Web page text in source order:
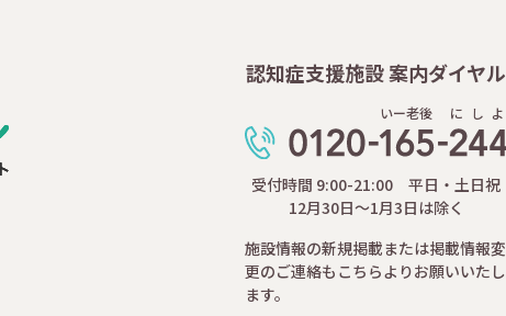
認知症支援施設 案内ダイヤル
いー老後 に し よ
受付時間 9:00-21:00 平日・土日祝
12月30日～1月3日は除く
施設情報の新規掲載または掲載情報変
更のご連絡もこちらよりお願いいたし
ます。